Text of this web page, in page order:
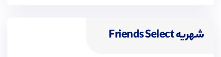
شهریه Friends Select